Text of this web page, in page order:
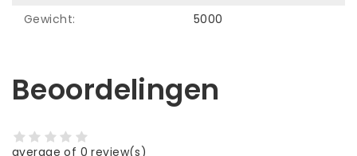
Gewicht:
5000
Beoordelingen
average of 0 review(s)